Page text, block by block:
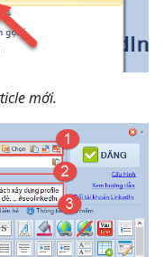
mới.